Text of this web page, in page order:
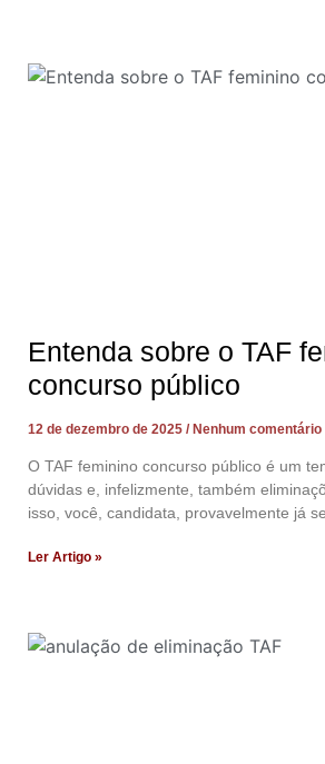
Entenda sobre o TAF
concurso público
12 de dezembro de 2025 Nenhum comentário
O TAF feminino concurso público é um
dúvidas e, infelizmente, também
isso, você, candidata, provavelmente já
Ler Artigo »